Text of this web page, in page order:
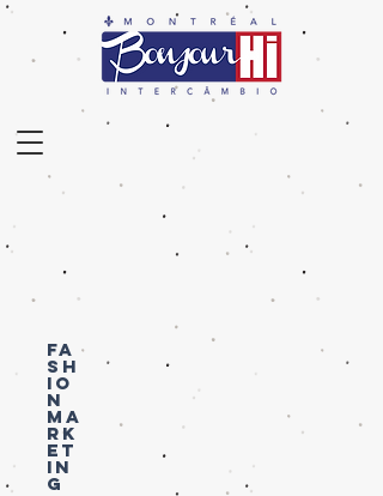
FA
SH
IO
N
MA
RK
ET
IN
G